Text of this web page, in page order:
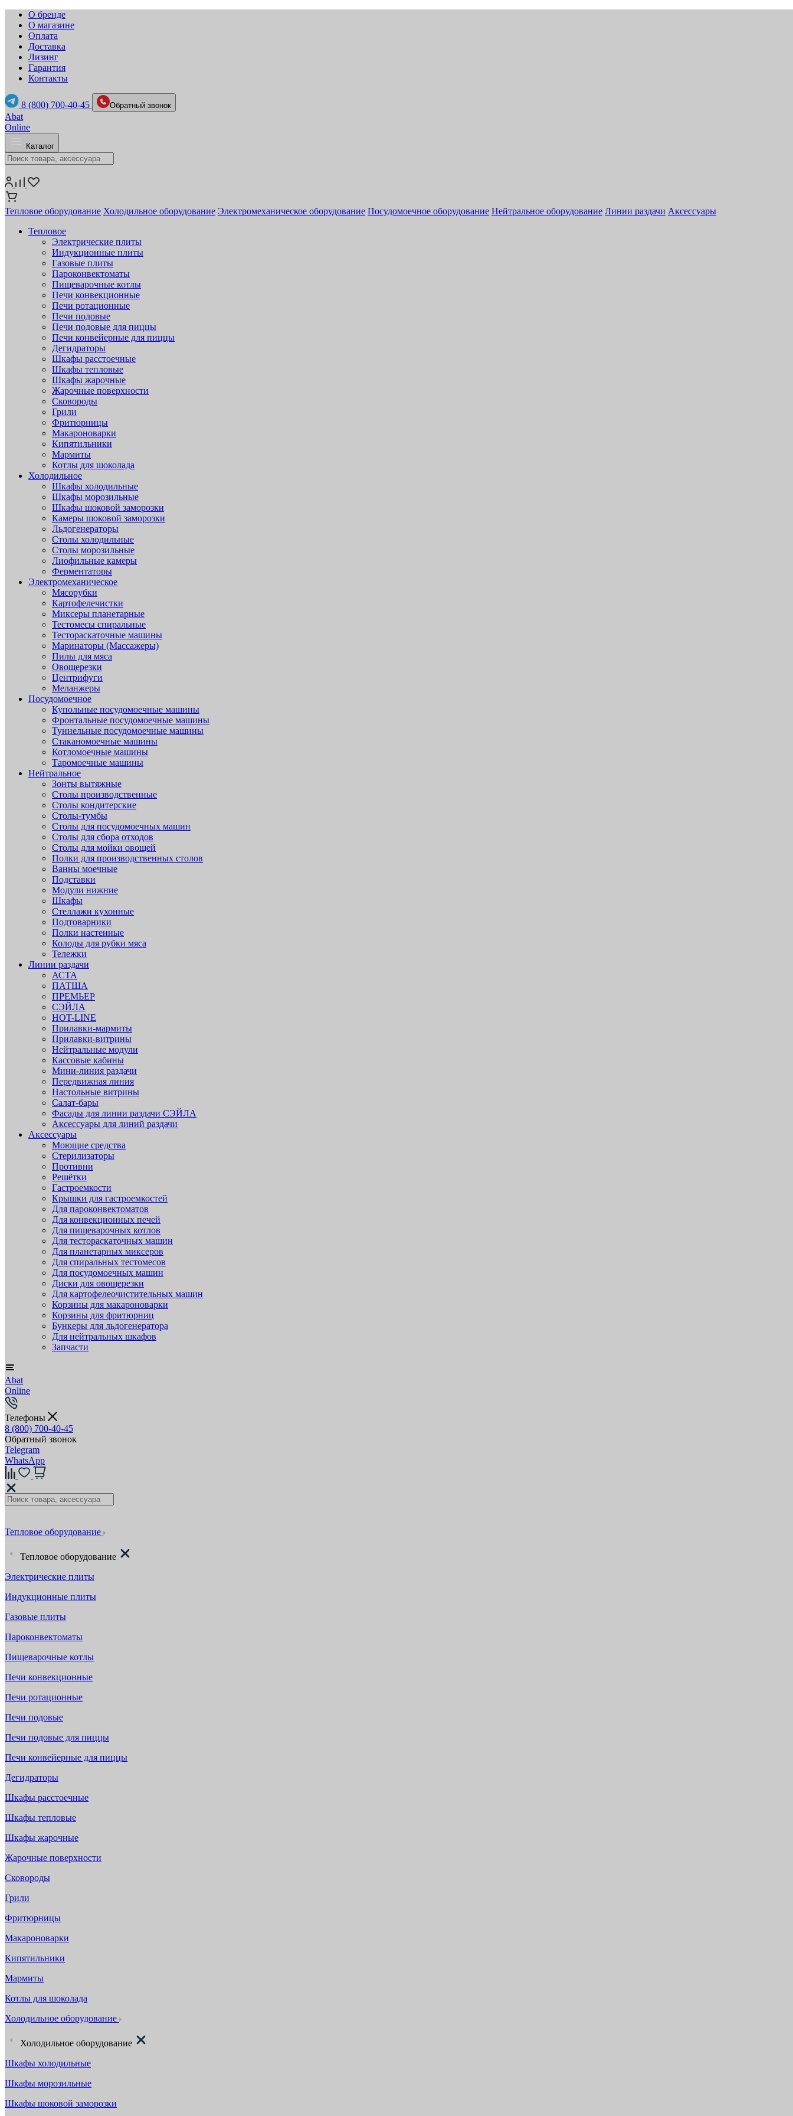
О бренде
О магазине
Оплата
Доставка
Лизинг
Гарантия
Контакты
8 (800) 700-40-45 Обратный звонок
Abat
Online
Каталог
Тепловое оборудование Холодильное оборудование Электромеханическое оборудование Посудомоечное оборудование Нейтральное оборудование Линии раздачи Аксессуары
Тепловое
Электрические плиты
Индукционные плиты
Газовые плиты
Пароконвектоматы
Пищеварочные котлы
Печи конвекционные
Печи ротационные
Печи подовые
Печи подовые для пиццы
Печи конвейерные для пиццы
Дегидраторы
Шкафы расстоечные
Шкафы тепловые
Шкафы жарочные
Жарочные поверхности
Сковороды
Грили
Фритюрницы
Макароноварки
Кипятильники
Мармиты
Котлы для шоколада
Холодильное
Шкафы холодильные
Шкафы морозильные
Шкафы шоковой заморозки
Камеры шоковой заморозки
Льдогенераторы
Столы холодильные
Столы морозильные
Лиофильные камеры
Ферментаторы
Электромеханическое
Мясорубки
Картофелечистки
Миксеры планетарные
Тестомесы спиральные
Тестораскаточные машины
Маринаторы (Массажеры)
Пилы для мяса
Овощерезки
Центрифуги
Меланжеры
Посудомоечное
Купольные посудомоечные машины
Фронтальные посудомоечные машины
Туннельные посудомоечные машины
Стаканомоечные машины
Котломоечные машины
Таромоечные машины
Нейтральное
Зонты вытяжные
Столы производственные
Столы кондитерские
Столы-тумбы
Столы для посудомоечных машин
Столы для сбора отходов
Столы для мойки овощей
Полки для производственных столов
Ванны моечные
Подставки
Модули нижние
Шкафы
Стеллажи кухонные
Подтоварники
Полки настенные
Колоды для рубки мяса
Тележки
Линии раздачи
АСТА
ПАТША
ПРЕМЬЕР
СЭЙЛА
HOT-LINE
Прилавки-мармиты
Прилавки-витрины
Нейтральные модули
Кассовые кабины
Мини-линия раздачи
Передвижная линия
Настольные витрины
Салат-бары
Фасады для линии раздачи СЭЙЛА
Аксессуары для линий раздачи
Аксессуары
Моющие средства
Стерилизаторы
Противни
Решётки
Гастроемкости
Крышки для гастроемкостей
Для пароконвектоматов
Для конвекционных печей
Для пищеварочных котлов
Для тестораскаточных машин
Для планетарных миксеров
Для спиральных тестомесов
Для посудомоечных машин
Диски для овощерезки
Для картофелеочистительных машин
Корзины для макароноварки
Корзины для фритюрниц
Бункеры для льдогенератора
Для нейтральных шкафов
Запчасти
Abat
Online
Телефоны
8 (800) 700-40-45
Обратный звонок
Telegram
WhatsApp
Тепловое оборудование
Тепловое оборудование
Электрические плиты
Индукционные плиты
Газовые плиты
Пароконвектоматы
Пищеварочные котлы
Печи конвекционные
Печи ротационные
Печи подовые
Печи подовые для пиццы
Печи конвейерные для пиццы
Дегидраторы
Шкафы расстоечные
Шкафы тепловые
Шкафы жарочные
Жарочные поверхности
Сковороды
Грили
Фритюрницы
Макароноварки
Кипятильники
Мармиты
Котлы для шоколада
Холодильное оборудование
Холодильное оборудование
Шкафы холодильные
Шкафы морозильные
Шкафы шоковой заморозки